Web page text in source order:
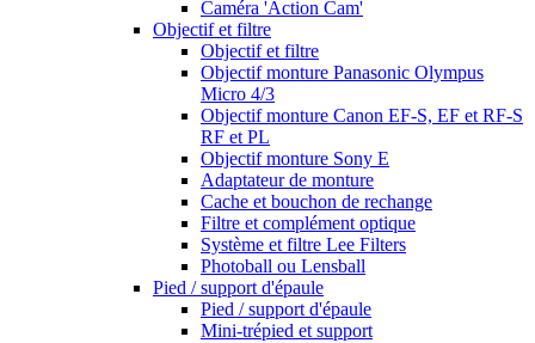
Caméra 'Action Cam'
Objectif et filtre
Objectif et filtre
Objectif monture Panasonic Olympus
Micro 4/3
Objectif monture Canon EF-S, EF et RF-S
RF et PL
Objectif monture Sony E
Adaptateur de monture
Cache et bouchon de rechange
Filtre et complément optique
Système et filtre Lee Filters
Photoball ou Lensball
Pied / support d'épaule
Pied / support d'épaule
Mini-trépied et support